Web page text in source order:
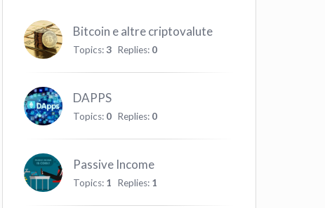
Bitcoin e altre criptovalute
Topics:3 Replies: 0
DAPPS
Topics: 0 Replies: 0
Passive Income
Topics: 1 Replies: 1